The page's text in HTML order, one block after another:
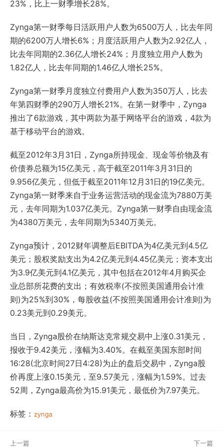
23%，比上一财季增长28%。
Zynga第一财季每日活跃用户人数为6500万人，比去年同
期的6200万人增长6%；月度活跃用户人数为2.92亿人，
比去年同期的2.36亿人增长24%；月度独立用户人数为
1.82亿人，比去年同期的1.46亿人增长25%。
Zynga第一财季月度独立付费用户人数为350万人，比去
年第四财季的290万人增长21%。在第一财季中，Zynga
推出了6款游戏，其中两款为基于网络平台的游戏，4款为
基于移动平台的游戏。
截至2012年3月31日，Zynga所持现金、现金等价物及有
价债券总额为15亿美元，高于截至2011年3月31日的
9.956亿美元，但低于截至2011年12月31日的19亿美元。
Zynga第一财季来自于业务运营活动的现金流为7880万美
元，去年同期为1.037亿美元。Zynga第一财季自由现金流
为4380万美元，去年同期为5340万美元。
Zynga预计，2012财年调整后EBITDA为4亿美元到4.5亿
美元；股权奖励支出为4.2亿美元到4.45亿美元；资本支出
为3.9亿美元到4.1亿美元，其中包括在2012年4月购买企
业总部所花费的支出；有效税率(不按照美国通用会计准
则)为25%到30%，每股收益(不按照美国通用会计准则)为
0.23美元到0.29美元。
当日，Zynga股价在纳斯达克常规交易中上涨0.31美元，
报收于9.42美元，涨幅为3.40%。在截至美国东部时间
16:28(北京时间27日4:28)为止的盘后交易中，Zynga股
价再度上涨0.15美元，至9.57美元，涨幅为1.59%。过去
52周，Zynga最高价为15.91美元，最低价为7.97美元。
标签： zynga
上一篇 下一篇